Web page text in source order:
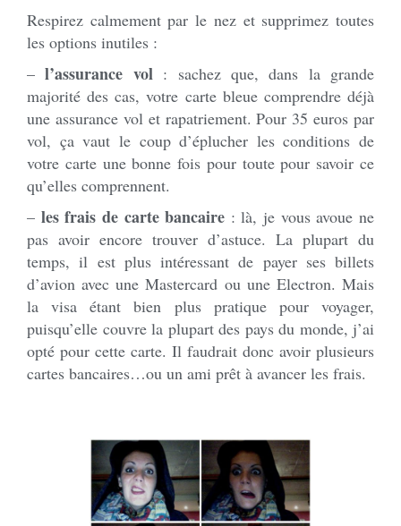
Respirez calmement par le nez et supprimez toutes
les options inutiles :
–l’assurance vol : sachez que, dans la grande
majorité des cas, votre carte bleue comprendre déjà
une assurance vol et rapatriement. Pour 35 euros par
vol, ça vaut le coup d’éplucher les conditions de
votre carte une bonne fois pour toute pour savoir ce
qu’elles comprennent.
– les frais de carte bancaire : là, je vous avoue ne
pas avoir encore trouver d’astuce. La plupart du
temps, il est plus intéressant de payer ses billets
d’avion avec une Mastercard ou une Electron. Mais
la visa étant bien plus pratique pour voyager,
puisqu’elle couvre la plupart des pays du monde, j’ai
opté pour cette carte. Il faudrait donc avoir plusieurs
cartes bancaires…ou un ami prêt à avancer les frais.